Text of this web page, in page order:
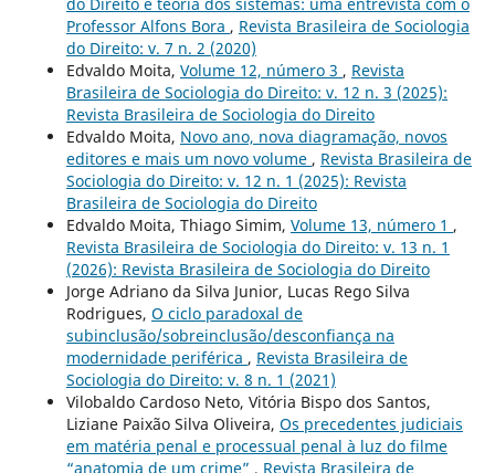
Professor Alfons Bora , Revista Brasileira de Sociologia
do Direito: v. 7 n. 2 (2020)
Edvaldo Moita, Volume 12, número 3 , Revista
Brasileira de Sociologia do Direito: v. 12 n. 3 (2025):
Revista Brasileira de Sociologia do Direito
Edvaldo Moita, Novo ano, nova diagramação, novos
editores e mais um novo volume , Revista Brasileira de
Sociologia do Direito: v. 12 n. 1 (2025): Revista
Brasileira de Sociologia do Direito
Edvaldo Moita, Thiago Simim, Volume 13, número 1 ,
Revista Brasileira de Sociologia do Direito: v. 13 n. 1
(2026): Revista Brasileira de Sociologia do Direito
Jorge Adriano da Silva Junior, Lucas Rego Silva
Rodrigues, O ciclo paradoxal de
subinclusão/sobreinclusão/desconfiança na
modernidade periférica , Revista Brasileira de
Sociologia do Direito: v. 8 n. 1 (2021)
Vilobaldo Cardoso Neto, Vitória Bispo dos Santos,
Liziane Paixão Silva Oliveira, Os precedentes judiciais
em matéria penal e processual penal à luz do filme
“anatomia de um crime” , Revista Brasileira de